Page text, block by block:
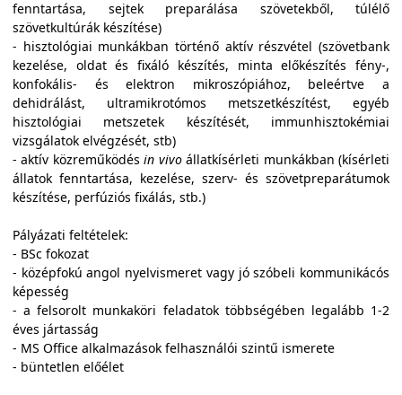
fenntartása, sejtek preparálása szövetekből, túlélő
szövetkultúrák készítése)
- hisztológiai munkákban történő aktív részvétel (szövetbank
kezelése, oldat és fixáló készítés, minta előkészítés fény-,
konfokális- és elektron mikroszópiához, beleértve a
dehidrálást, ultramikrotómos metszetkészítést, egyéb
hisztológiai metszetek készítését, immunhisztokémiai
vizsgálatok elvégzését, stb)
- aktív közreműködésin vivoállatkísérleti munkákban (kísérleti
állatok fenntartása, kezelése, szerv- és szövetpreparátumok
készítése, perfúziós fixálás, stb.)
Pályázati feltételek:
- BSc fokozat
- középfokú angol nyelvismeret vagy jó szóbeli kommunikácós
képesség
- a felsorolt munkaköri feladatok többségében legalább 1-2
éves jártasság
- MS Office alkalmazások felhasználói szintű ismerete
- büntetlen előélet